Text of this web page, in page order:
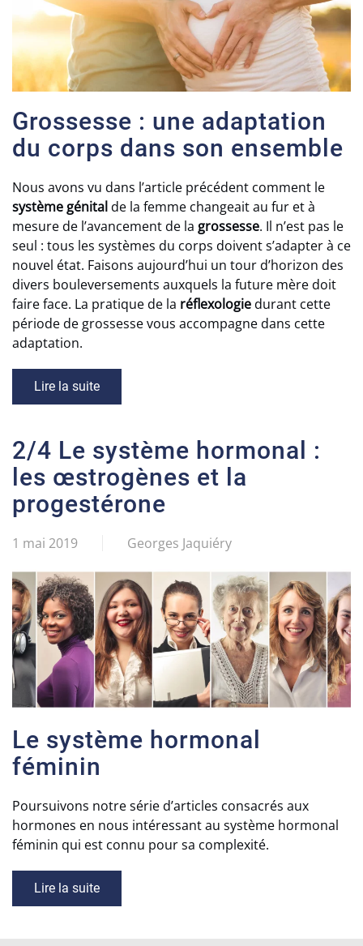
Grossesse : une adaptation
du corps dans son ensemble
Nous avons vu dans l’article précédent comment le
système génitalde la femme changeait au fur et à
mesure de l’avancement de la grossesse. Il n’est pas le
seul : tous les systèmes du corps doivent s’adapter à ce
nouvel état. Faisons aujourd’hui un tour d’horizon des
divers bouleversements auxquels la future mère doit
faire face. La pratique de la réflexologiedurant cette
période de grossesse vous accompagne dans cette
adaptation.
Lire la suite
2/4 Le système hormonal :
les œstrogènes et la
progestérone
1 mai 2019 Georges Jaquiéry
Le système hormonal
féminin
Poursuivons notre série d’articles consacrés aux
hormones en nous intéressant au système hormonal
féminin qui est connu pour sa complexité.
Lire la suite